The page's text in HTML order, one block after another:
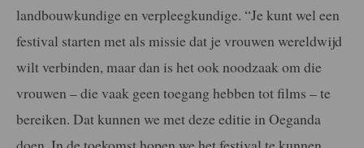
landbouwkundige en verpleegkundige. “Je kunt wel een
festival starten met als missie dat je vrouwen wereldwijd
wilt verbinden, maar dan is het ook noodzaak om die
vrouwen – die vaak geen toegang hebben tot films – te
bereiken. Dat kunnen we met deze editie in Oeganda